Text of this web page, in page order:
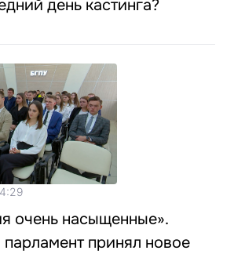
день кастинга?
очень насыщенные».
принял новое